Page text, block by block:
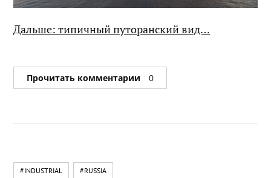
Дальше: типичный путоранский вид…
Прочитать комментарии 0
#INDUSTRIAL #RUSSIA